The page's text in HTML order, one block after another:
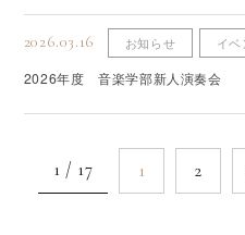
2026.03.16 お知らせ イベ
2026年度 音楽学部新人演奏会
1 / 17 1 2